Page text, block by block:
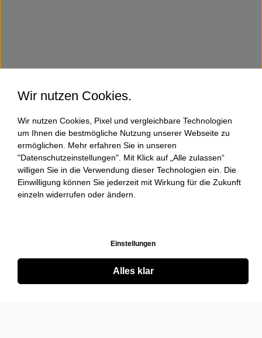
Wir nutzen Cookies.
Wir nutzen Cookies, Pixel und vergleichbare Technologien
um Ihnen die bestmögliche Nutzung unserer Webseite zu
ermöglichen. Mehr erfahren Sie in unseren
"Datenschutzeinstellungen". Mit Klick auf „Alle zulassen“
willigen Sie in die Verwendung dieser Technologien ein. Die
Einwilligung können Sie jederzeit mit Wirkung für die Zukunft
einzeln widerrufen oder ändern.
Einstellungen
Alles klar